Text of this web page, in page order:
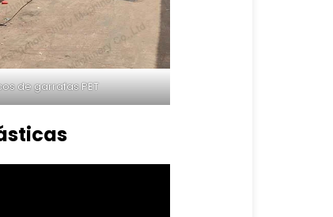
de garrafas PET